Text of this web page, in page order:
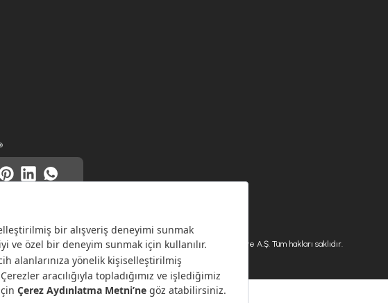
Karaca.com © 2026 - Karaca Züccaciye A.Ş. Tüm hakları saklıdır.